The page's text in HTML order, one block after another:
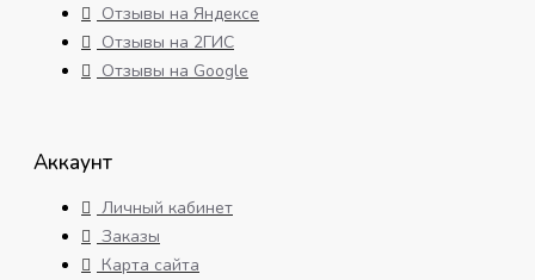
Отзывы на Яндексе
Отзывы на 2ГИС
Отзывы на Google
Аккаунт
Личный кабинет
Заказы
Карта сайта